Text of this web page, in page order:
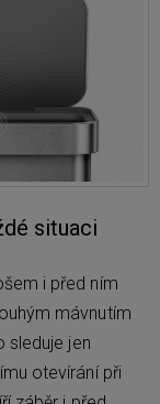
situaci
i před ním
mávnutím
sleduje jen
otevírání při